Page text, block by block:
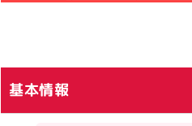
基本情報